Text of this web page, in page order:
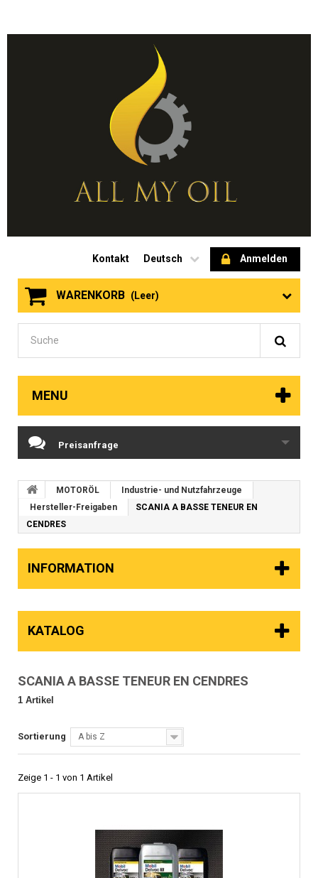
Anmelden
Deutsch
Kontakt
WARENKORB (Leer)
MENU
Preisanfrage
MOTORÖL
Industrie- und Nutzfahrzeuge
Hersteller-Freigaben
SCANIA A BASSE TENEUR EN
CENDRES
INFORMATION
KATALOG
SCANIA A BASSE TENEUR EN CENDRES
1 Artikel
Sortierung A bis Z
Zeige 1 - 1 von 1 Artikel